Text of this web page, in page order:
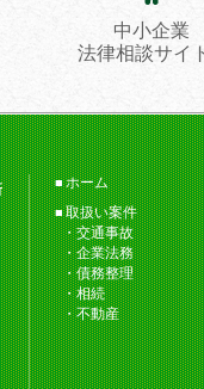
中小企業
法律相談サイ
ホーム
取扱い案件
交通事故
企業法務
債務整理
相続
不動産